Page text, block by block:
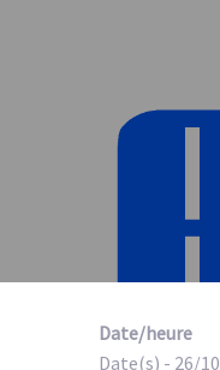
Date/heure
Date(s) - 26/